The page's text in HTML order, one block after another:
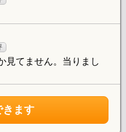
見てません。当りまし
きます